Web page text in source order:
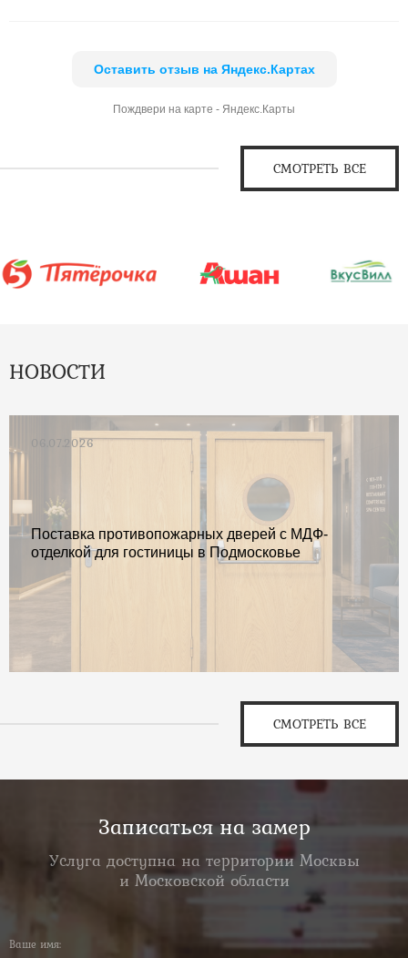
Оставить отзыв на Яндекс.Картах
Пождвери на карте - Яндекс.Карты
СМОТРЕТЬ ВСЕ
НОВОСТИ
06.07.2026
Поставка противопожарных дверей с МДФ-
отделкой для гостиницы в Подмосковье
СМОТРЕТЬ ВСЕ
Записаться на замер
Услуга доступна на территории Москвы
и Московской области
Ваше имя: